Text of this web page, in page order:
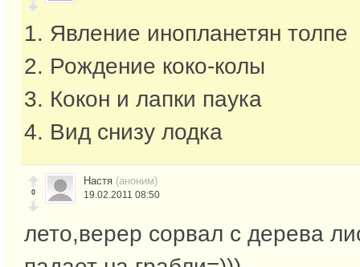
1. Явление инопланетян толпе
2. Рождение коко-колы
3. Кокон и лапки паука
4. Вид снизу лодка
0
Настя (аноним)
19.02.2011 08:50
лето,верер сорвал с дерева